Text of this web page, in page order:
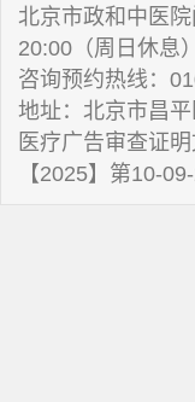
北京市政和中医
20:00（周日休息）
咨询预约热线：
地址：北京市昌
医疗广告审查证
【2025】第10-